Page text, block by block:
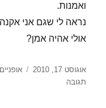
ואמנות.
נראה לי שגם אני
אולי אהיה אמן?
פורסם
בתאריך
אוגוסט 17, 2010 קטגוריות
אופניים
תגובה